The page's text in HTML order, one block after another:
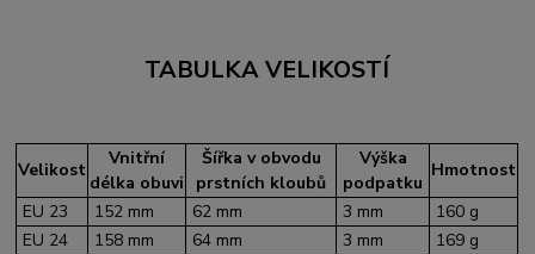
TABULKA VELIKOSTÍ
Velikost
Vnitřní
délka obuvi
Šířka v obvodu
prstních kloubů
Výška
podpatku
Hmotnost
EU 23
152 mm 62 mm 3 mm
160 g
EU 24
158 mm 64 mm 3 mm
169 g